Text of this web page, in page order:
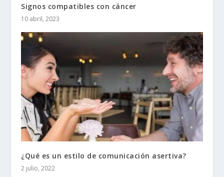
Signos compatibles con cáncer
10 abril, 2023
¿Qué es un estilo de comunicación asertiva?
2 julio, 2022